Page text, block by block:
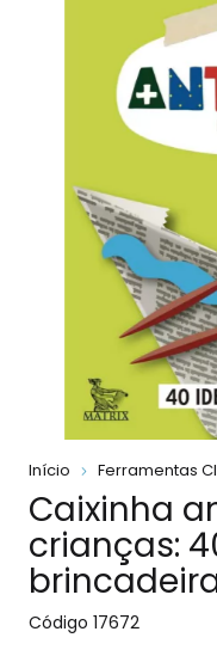
Início Ferramentas
Caixinha
crianças:
Código 17672